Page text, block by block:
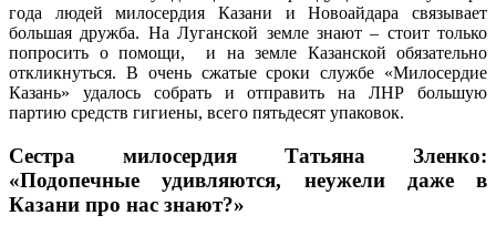
года людей милосердия Казани и Новоайдара связывает
большая дружба. На Луганской земле знают – стоит только
попросить о помощи, и на земле Казанской обязательно
откликнуться. В очень сжатые сроки службе «Милосердие
Казань» удалось собрать и отправить на ЛНР большую
партию средств гигиены, всего пятьдесят упаковок.
Сестра милосердия Татьяна Зленко:
«Подопечные удивляются, неужели даже в
Казани про нас знают?»